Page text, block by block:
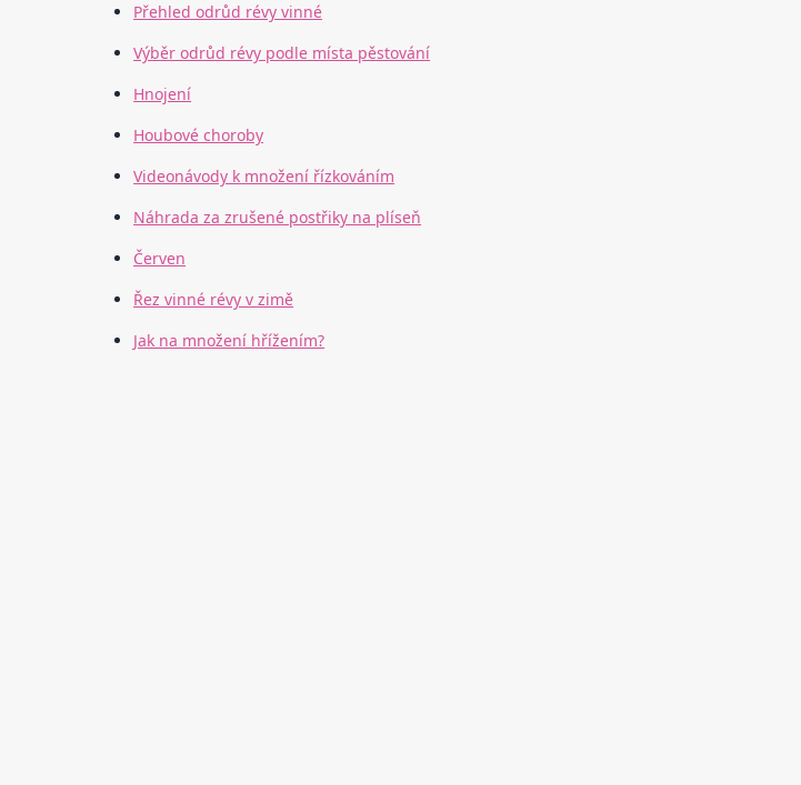
Přehled odrůd révy vinné
Výběr odrůd révy podle místa pěstování
Hnojení
Houbové choroby
Videonávody k množení řízkováním
Náhrada za zrušené postřiky na plíseň
Červen
Řez vinné révy v zimě
Jak na množení hřížením?